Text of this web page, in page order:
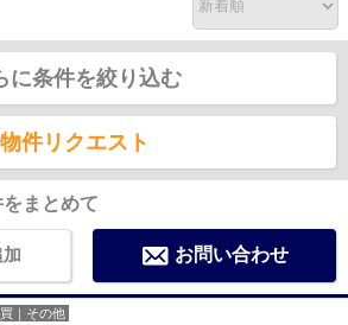
に条件を絞り込む
物件リクエスト
まとめて
お問い合わせ
｜その他